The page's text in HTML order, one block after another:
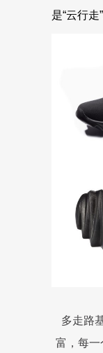
是“云行走”
多走路
富，每一